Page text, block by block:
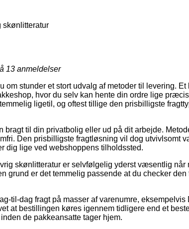
skønlitteratur
13 anmeldelser
om stunder et stort udvalg af metoder til levering. Et
hvor du selv kan hente din ordre lige
ligetil, og oftest tillige den prisbilligste
til din privatbolig eller ud på dit arbejde.
Den prisbilligste fragtløsning vil dog utvivlsomt
dig lige ved webshoppens tilholdssted.
skønlitteratur er selvfølgelig yderst væsentlig når
grund er det temmelig passende at du checker den
til-dag fragt på masser af varenumre, eksempelvis
at bestillingen køres igennem tidligere end et
de pakkeansatte tager hjem.